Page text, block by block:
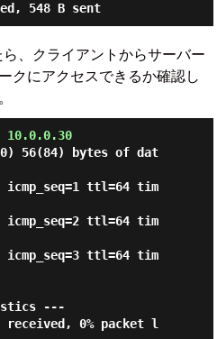
  transfer: 428 B received, 548 B sent
、クライアントからサーバー
クにアクセスできるか確認し
56(84) bytes of dat
ttl=64 tim
ttl=64 tim
ttl=64 tim
---
0% packet l